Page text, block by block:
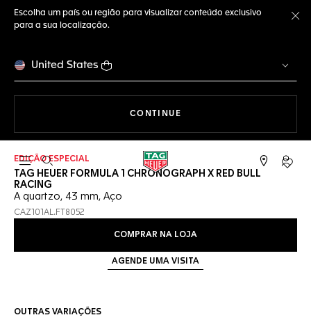
Escolha um país ou região para visualizar conteúdo exclusivo
para a sua localização.
United States
CONTINUE
Abrir a busca Conta
EDIÇÃO ESPECIAL
TAG HEUER FORMULA 1 CHRONOGRAPH X RED BULL
RACING
A quartzo, 43 mm, Aço
CAZ101AL.FT8052
COMPRAR NA LOJA
AGENDE UMA VISITA
OUTRAS VARIAÇÕES